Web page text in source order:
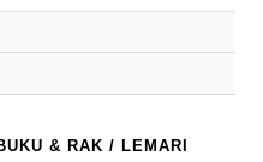
& RAK / LEMARI